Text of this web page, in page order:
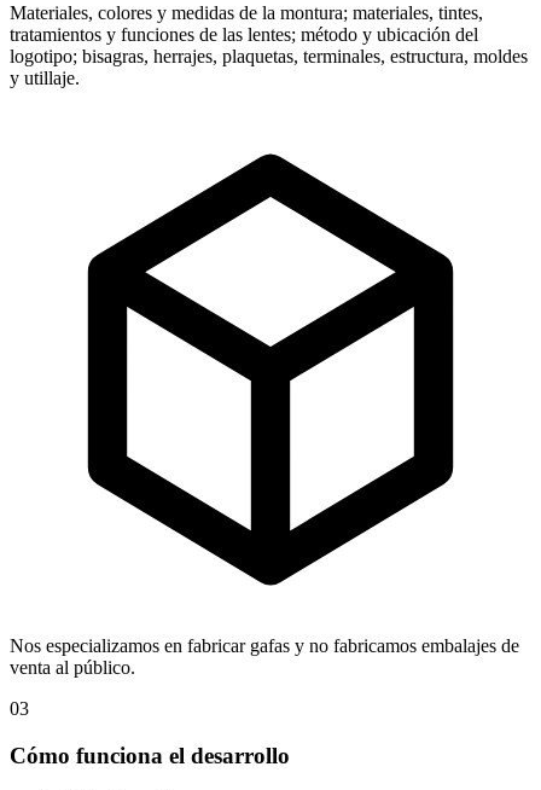
Materiales, colores y medidas de la montura; materiales, tintes,
tratamientos y funciones de las lentes; método y ubicación del
logotipo; bisagras, herrajes, plaquetas, terminales, estructura, moldes
y utillaje.
Nos especializamos en fabricar gafas y no fabricamos embalajes de
venta al público.
03
Cómo funciona el desarrollo